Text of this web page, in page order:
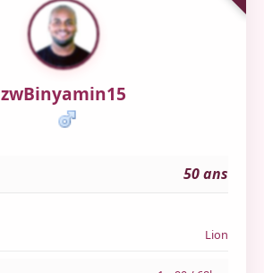
zwBinyamin15
50 ans
Lion